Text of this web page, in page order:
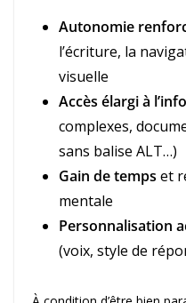
Autonomie
l’écriture, la
visuelle
Accès élargi à
complexes,
sans balise ALT…)
Gain de temps et
mentale
Personnalisation
(voix, style de